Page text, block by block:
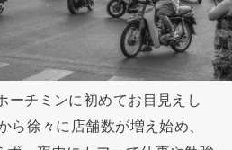
ーチミンに初めてお目見えし
ら徐々に店舗数が増え始め、